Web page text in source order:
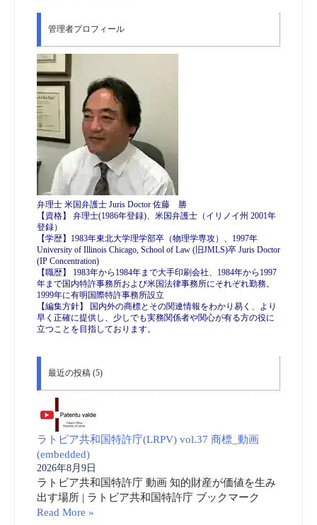
管理者プロフィール
弁理士 米国弁護士 Juris Doctor 佐藤 勝
【資格】 弁理士(1986年登録)、米国弁護士（イリノイ州 2001年
登録）
【学歴】1983年東北大学理学部卒（物理学専攻）、1997年
University of Illinois Chicago, School of Law (旧JMLS)卒 Juris Doctor
(IP Concentration)
【職歴】 1983年から1984年まで大手印刷会社、1984年から1997
年まで国内特許事務所および米国法律事務所にそれぞれ勤務。
1999年に有明国際特許事務所設立
【編集方針】 国内外の商標とその関連情報をわかり易く、より
早く正確に提供し、少しでも実務関係者や関心が有る方の役に
立つことを目指しております。
最近の投稿 (5)
ラトビア共和国特許庁(LRPV) vol.37 商標_動画
(embedded)
2026年8月9日
ラトビア共和国特許庁 動画 知的財産が価値を生み
出す場所 | ラトビア共和国特許庁 ブックマーク
Read More »